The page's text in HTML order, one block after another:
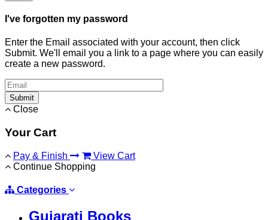
I've forgotten my password
Enter the Email associated with your account, then click
Submit. We'll email you a link to a page where you can easily
create a new password.
Submit
Close
Your Cart
Pay & Finish
View Cart
Continue Shopping
Categories
Gujarati Books